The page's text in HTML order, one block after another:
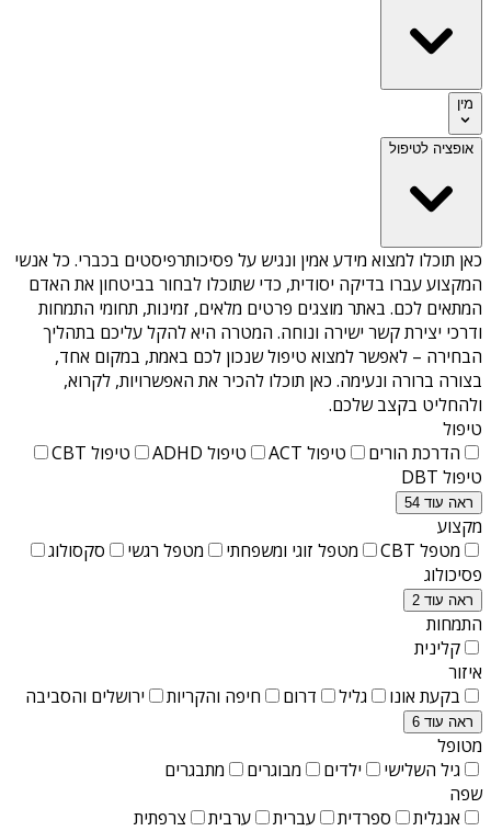
מין
אופציה לטיפול
כאן תוכלו למצוא מידע אמין ונגיש על פסיכותרפיסטים בכברי. כל אנשי
המקצוע עברו בדיקה יסודית, כדי שתוכלו לבחור בביטחון את האדם
המתאים לכם. באתר מוצגים פרטים מלאים, זמינות, תחומי התמחות
ודרכי יצירת קשר ישירה ונוחה. המטרה היא להקל עליכם בתהליך
הבחירה – לאפשר למצוא טיפול שנכון לכם באמת, במקום אחד,
בצורה ברורה ונעימה. כאן תוכלו להכיר את האפשרויות, לקרוא,
ולהחליט בקצב שלכם.
טיפול
הדרכת הורים
טיפול ACT טיפול ADHD
טיפול CBT
טיפול DBT
ראה עוד 54
מקצוע
מטפל CBT
מטפל זוגי ומשפחתי מטפל רגשי
סקסולוג
פסיכולוג
ראה עוד 2
התמחות
קלינית
איזור
בקעת אונו
גליל דרום חיפה והקריות ירושלים והסביבה
ראה עוד 6
מטופל
גיל השלישי
ילדים מבוגרים
מתבגרים
שפה
אנגלית
ספרדית עברית ערבית צרפתית